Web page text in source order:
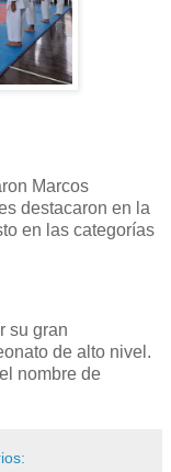
Marcos
destacaron en la
en las categorías
su gran
de alto nivel.
nombre de